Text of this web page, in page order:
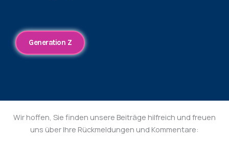
Generation Z
Wir hoffen, Sie finden unsere Beiträge hilfreich und freuen
uns über Ihre Rückmeldungen und Kommentare: